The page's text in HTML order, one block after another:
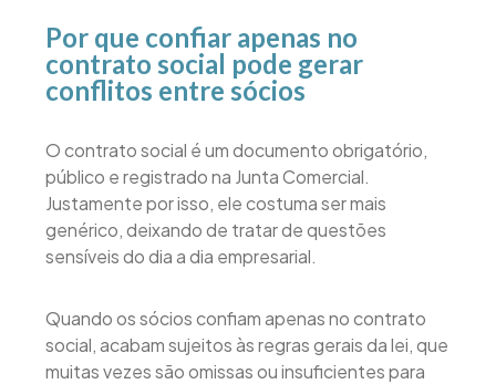
Por que confiar apenas no
contrato social pode gerar
conflitos entre sócios
O contrato social é um documento obrigatório,
público e registrado na Junta Comercial.
Justamente por isso, ele costuma ser mais
genérico, deixando de tratar de questões
sensíveis do dia a dia empresarial.
Quando os sócios confiam apenas no contrato
social, acabam sujeitos às regras gerais da lei, que
muitas vezes são omissas ou insuficientes para